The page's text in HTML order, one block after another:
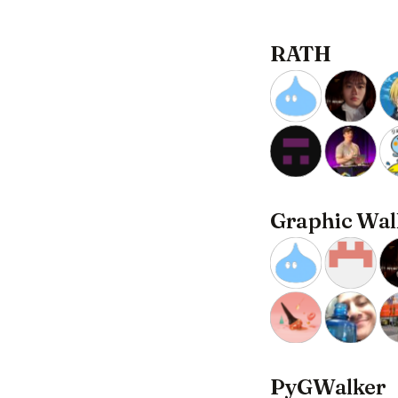
RATH
Graphic
PyGWalker